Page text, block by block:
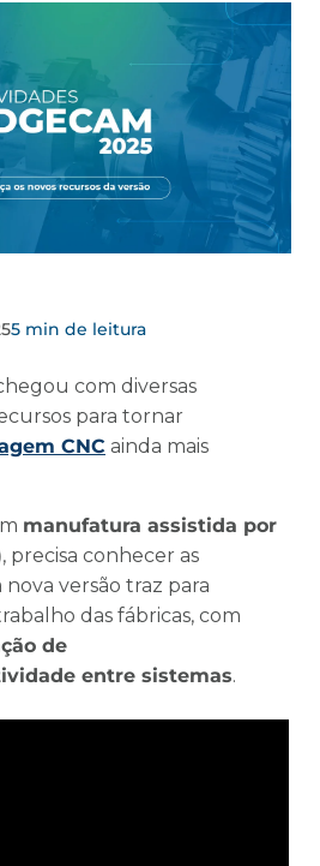
5 min de leitura
com diversas
para tornar
CNC ainda mais
manufatura assistida por
, precisa conhecer as
versão traz para
das fábricas, com
de
entre sistemas.